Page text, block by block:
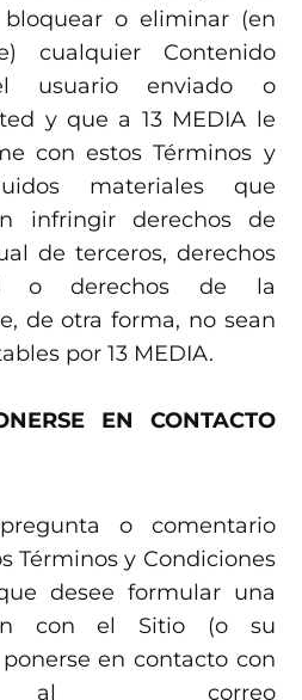
o eliminar (en
cualquier Contenido
usuario enviado o
y que a 13 MEDIA le
con estos Términos y
materiales que
infringir derechos de
de terceros, derechos
o derechos de la
de otra forma, no sean
por 13 MEDIA.
EN CONTACTO
o comentario
Términos y Condiciones
desee formular una
con el Sitio (o su
en contacto con
al correo